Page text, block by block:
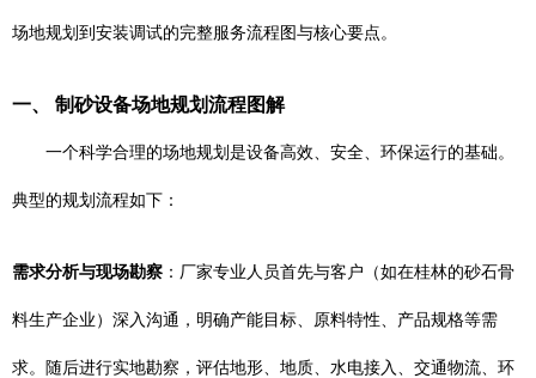
场地规划到安装调试的完整服务流程图与核心要点。
一、 制砂设备场地规划流程图解
一个科学合理的场地规划是设备高效、安全、环保运行的基础。
典型的规划流程如下：
需求分析与现场勘察 ：厂家专业人员首先与客户（如在桂林的砂石骨
料生产企业）深入沟通，明确产能目标、原料特性、产品规格等需
求。随后进行实地勘察，评估地形、地质、水电接入、交通物流、环